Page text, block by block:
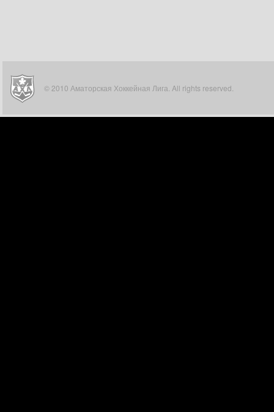
© 2010 Аматорская Хоккейная Лига. All rights reserved.